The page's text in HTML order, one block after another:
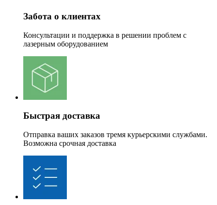
Забота о клиентах
Консультации и поддержка в решении проблем с
лазерным оборудованием
Быстрая доставка
Отправка ваших заказов тремя курьерскими службами.
Возможна срочная доставка